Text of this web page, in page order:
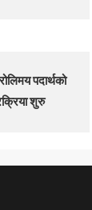
पदार्थको
शुरु